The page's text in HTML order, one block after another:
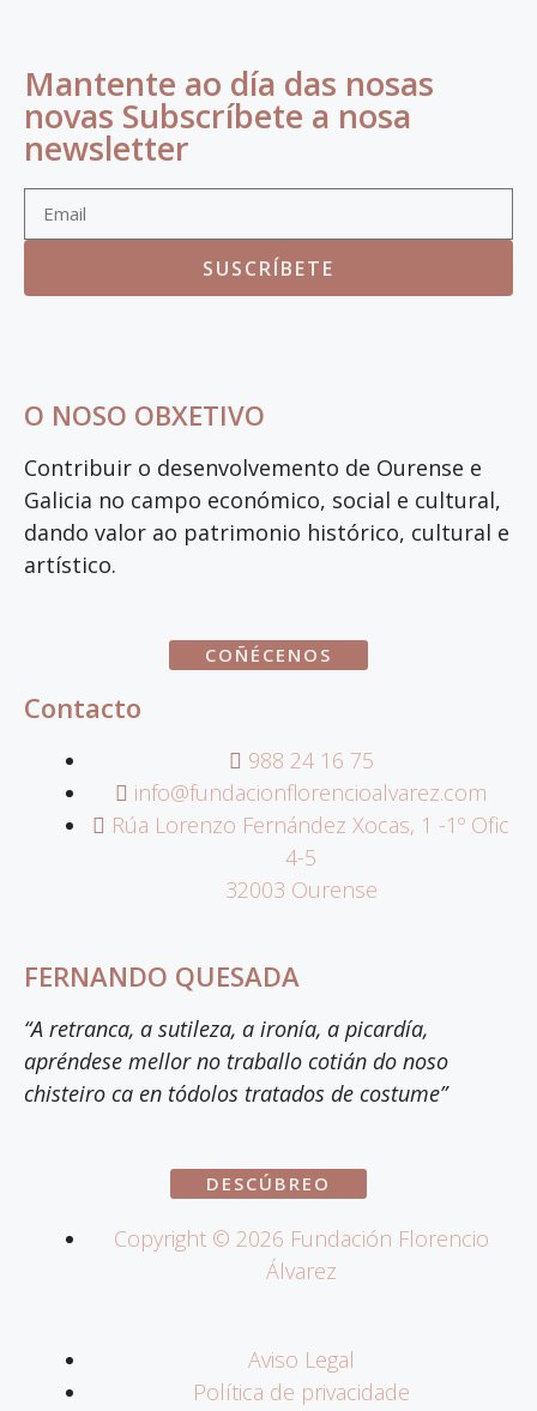
Mantente ao día das nosas
novas Subscríbete a nosa
newsletter
SUSCRÍBETE
O NOSO OBXETIVO
Contribuir o desenvolvemento de Ourense e
Galicia no campo económico, social e cultural,
dando valor ao patrimonio histórico, cultural e
artístico.
COÑÉCENOS
Contacto
988 24 16 75
info@fundacionflorencioalvarez.com
Rúa Lorenzo Fernández Xocas, 1 -1º Ofic
4-5
32003 Ourense
FERNANDO QUESADA
“A retranca, a sutileza, a ironía, a picardía,
apréndese mellor no traballo cotián do noso
chisteiro ca en tódolos tratados de costume”
DESCÚBREO
Copyright © 2026 Fundación Florencio
Álvarez
Aviso Legal
Política de privacidade